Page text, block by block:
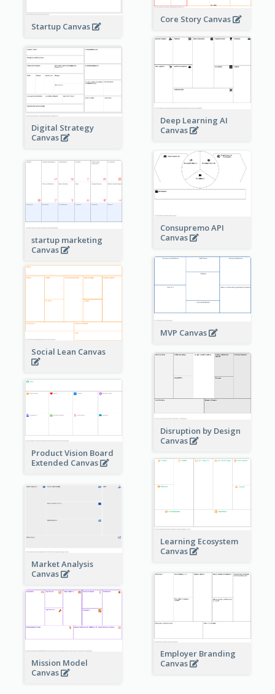
Core Story Canvas
Startup Canvas
Deep Learning AI
Canvas
Digital Strategy
Canvas
Consupremo API
Canvas
startup marketing
Canvas
MVP Canvas
Social Lean Canvas
Disruption by Design
Canvas
Product Vision Board
Extended Canvas
Learning Ecosystem
Canvas
Market Analysis
Canvas
Employer Branding
Canvas
Mission Model
Canvas